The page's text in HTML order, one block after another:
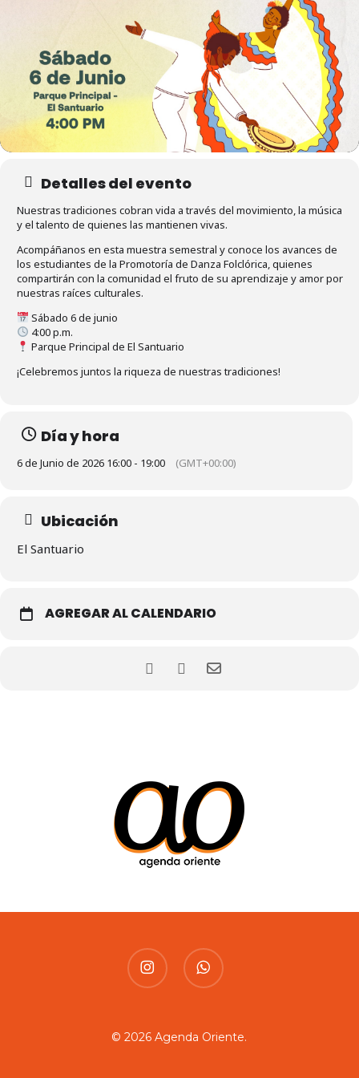
Detalles del evento
Nuestras tradiciones cobran vida a través del movimiento, la música
y el talento de quienes las mantienen vivas.
Acompáñanos en esta muestra semestral y conoce los avances de
los estudiantes de la Promotoría de Danza Folclórica, quienes
compartirán con la comunidad el fruto de su aprendizaje y amor por
nuestras raíces culturales.
Sábado 6 de junio
4:00 p.m.
Parque Principal de El Santuario
¡Celebremos juntos la riqueza de nuestras tradiciones!
Día y hora
6 de Junio de 2026 16:00 - 19:00 (GMT+00:00)
Ubicación
El Santuario
AGREGAR AL CALENDARIO
instagram whatsapp
© 2026 Agenda Oriente.